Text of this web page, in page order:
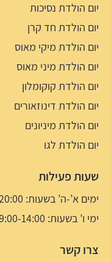
יום הולדת נסיכות
יום הולדת חד קרן
יום הולדת מיקי מאוס
יום הולדת מיני מאוס
יום הולדת קוקומלון
יום הולדת דינוזאורים
יום הולדת מיניונים
יום הולדת לגו
שעות פעילות
ימים א’-ה’ בשעות: 09:00-20:00
ימי ו’ בשעות: 09:00-14:00
צרו קשר